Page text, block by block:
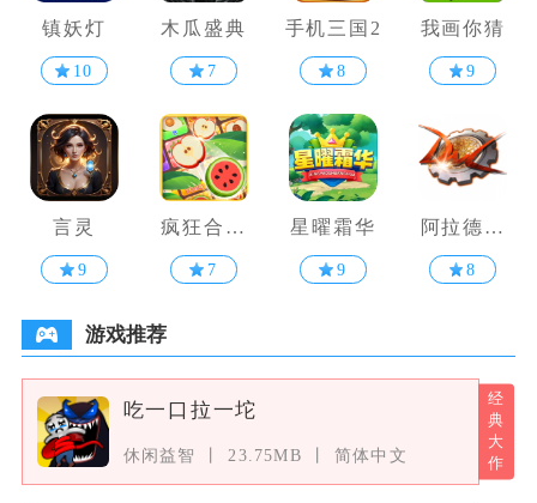
镇妖灯
10
木瓜盛典
7
手机三国2
8
我画你猜
9
言灵
9
疯狂合水
果
7
星曜霜华
9
阿拉德之
怒
8
游戏推荐
吃一口拉一坨
休闲益智 23.75MB 简体中文